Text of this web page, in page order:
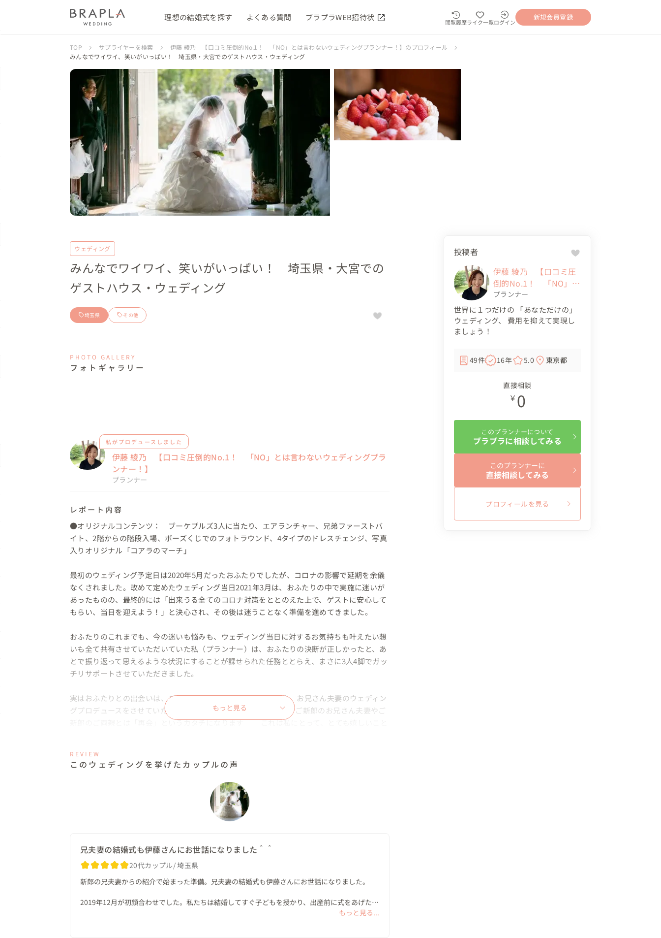
理想の結婚式を探す よくある質問 ブラプラWEB招待状 閲覧履歴ライク一覧ログイン
新規会員登録
TOP サプライヤーを検索
伊藤 綾乃 【口コミ圧倒的No.1！ 「NO」とは言わないウェディングプランナー！】のプロフィール
みんなでワイワイ、笑いがいっぱい！ 埼玉県・大宮でのゲストハウス・ウェディング
ウェディング
みんなでワイワイ、笑いがいっぱい！ 埼玉県・大宮での
ゲストハウス・ウェディング
埼玉県 その他
PHOTO GALLERY
フォトギャラリー
私がプロデュースしました
伊藤 綾乃 【口コミ圧倒的No.1！ 「NO」とは言わないウェディングプラ
ンナー！】
プランナー
レポート内容
●オリジナルコンテンツ：　ブーケプルズ3人に当たり、エアランチャー、兄弟ファーストバ
イト、2階からの階段入場、ポーズくじでのフォトラウンド、4タイプのドレスチェンジ、写真
入りオリジナル「コアラのマーチ」
最初のウェディング予定日は2020年5月だったおふたりでしたが、コロナの影響で延期を余儀
なくされました。改めて定めたウェディング当日2021年3月は、おふたりの中で実施に迷いが
あったものの、最終的には「出来うる全てのコロナ対策をととのえた上で、ゲストに安心して
もらい、当日を迎えよう！」と決心され、その後は迷うことなく準備を進めてきました。
おふたりのこれまでも、今の迷いも悩みも、ウェディング当日に対するお気持ちも叶えたい想
いも全て共有させていただいていた私（プランナー）は、おふたりの決断が正しかったと、あ
とで振り返って思えるような状況にすることが課せられた任務ととらえ、まさに3人4脚でガッ
チリサポートさせていただきました。
実はおふたりとの出会いは、ご新郎のお兄さん夫妻からのご紹介。お兄さん夫妻のウェディン
グプロデュースをさせていただいたご縁からです。というわけで、ご新郎のお兄さん夫妻やご
新郎のご両親とは「再会」というカタチになります＾＾ これは私にとって、とても嬉しいこと
今回はそんなおふたりの、おふたりらしい・こだわりの参加型ウェディングをご紹介します！
◎すべての演出に双方向の関わりをプラス！
チャペルは対面式のお席、ご新郎はお子様と一緒に入場されました。姪ごさんにお願いしたリ
ングガール登場のシーンでは、その場でおふたりからお礼のお菓子プレゼントをする場面も＾
＾ なかなか結婚式中にお菓子のプレゼント渡しを入れることは少なく、その後の披露宴で改め
のお礼プレゼントかがつかみにくいですよね。「リングガールを務めてくれてありがとう」を
挙式後はチャペル前のガーデンでガーデンセレモニー！フラワーシャワーで登場した後は続け
名前を呼び込んだ人数も17人と大人数で、リボンがおふたりの新生活の船出のように扇状に広
もっと見る
REVIEW
このウェディングを挙げたカップルの声
兄夫妻の結婚式も伊藤さんにお世話になりました＾＾
20代カップル 埼玉県
新郎の兄夫妻からの紹介で始まった準備。兄夫妻の結婚式も伊藤さんにお世話になりました。
2019年12月が初顔合わせでした。私たちは結婚してすぐ子どもを授かり、出産前に式をあげたい
希望がありました。しかし、予定してた日は緊急事態宣言のなか。やむなく延期しました。出産
もっと見る...
投稿者
伊藤 綾乃 【口コミ圧
倒的No.1！ 「NO」と
は言わないウェディン
グプランナー！】
プランナー
世界に１つだけの 「あなただけの」
ウェディング、 費用を抑えて実現し
ましょう！
49件 16年 5.0 東京都
直接相談
￥ 0
このプランナーについて
ブラプラに相談してみる
このプランナーに
直接相談してみる
プロフィールを見る